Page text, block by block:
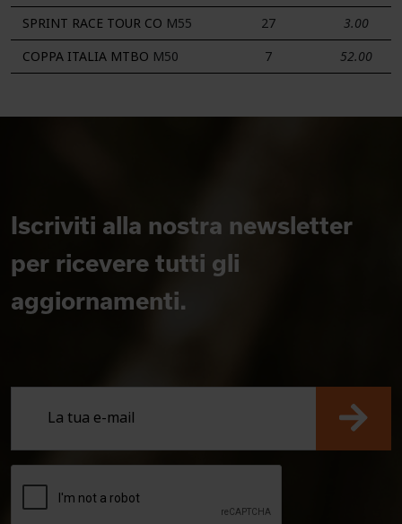
SPRINT RACE TOUR CO M55 27
3.00
COPPA ITALIA MTBO M50 7 52.00
Iscriviti alla nostra newsletter
per ricevere tutti gli
aggiornamenti.